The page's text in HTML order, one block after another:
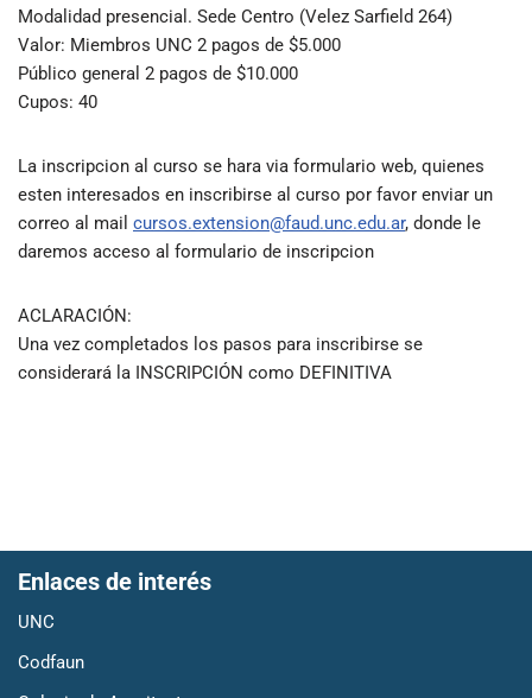
Modalidad presencial. Sede Centro (Velez Sarfield 264)
Valor: Miembros UNC 2 pagos de $5.000
Público general 2 pagos de $10.000
Cupos: 40
La inscripcion al curso se hara via formulario web, quienes
esten interesados en inscribirse al curso por favor enviar un
correo al mail cursos.extension@faud.unc.edu.ar, donde le
daremos acceso al formulario de inscripcion
ACLARACIÓN:
Una vez completados los pasos para inscribirse se
considerará la INSCRIPCIÓN como DEFINITIVA
Enlaces de interés
UNC
Codfaun